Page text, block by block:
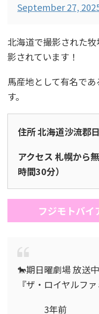
September 27,
北海道で撮影された
影されています！
馬産地として有名で
す。
住所 北海道沙流郡
アクセス 札幌から
時間30分）
フジモトバイ
🐎期日曜劇場 放送
『ザ・ロイヤルファ
3年前